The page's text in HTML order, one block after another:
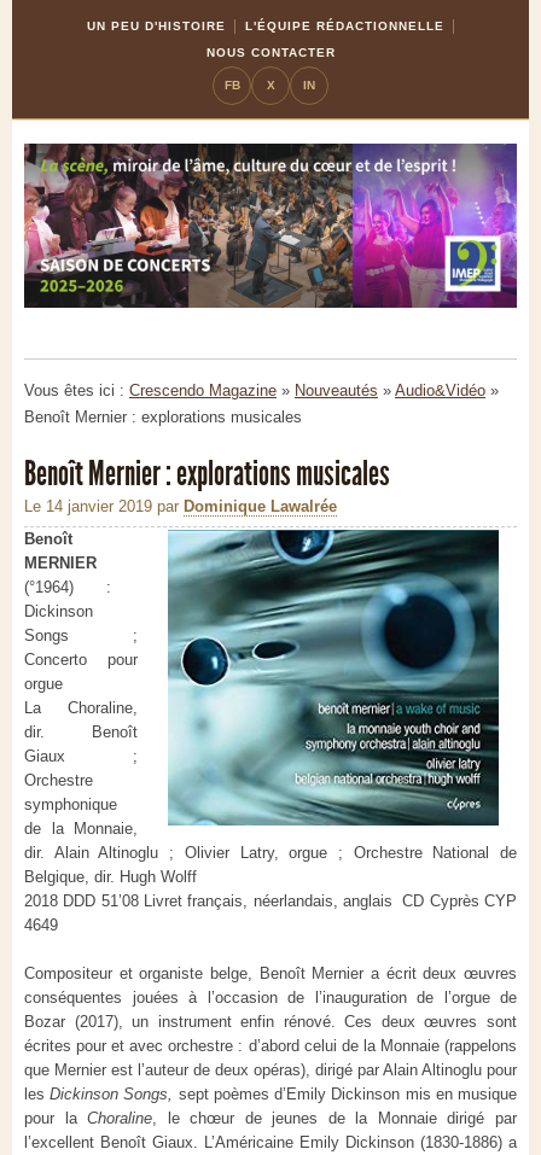
UN PEU D'HISTOIRE
L'ÉQUIPE RÉDACTIONNELLE
NOUS CONTACTER
FB X IN
Vous êtes ici : Crescendo Magazine » Nouveautés » Audio&Vidéo »
Benoît Mernier : explorations musicales
Benoît Mernier : explorations musicales
Le 14 janvier 2019 par Dominique Lawalrée
Benoît
MERNIER
(°1964) :
Dickinson
Songs ;
Concerto pour
orgue
La Choraline,
dir. Benoît
Giaux ;
Orchestre
symphonique
de la Monnaie,
dir. Alain Altinoglu ; Olivier Latry, orgue ; Orchestre National de
Belgique, dir. Hugh Wolff
2018 DDD 51’08 Livret français, néerlandais, anglais CD Cyprès CYP
4649
Compositeur et organiste belge, Benoît Mernier a écrit deux œuvres
conséquentes jouées à l’occasion de l’inauguration de l’orgue de
Bozar (2017), un instrument enfin rénové. Ces deux œuvres sont
écrites pour et avec orchestre : d’abord celui de la Monnaie (rappelons
que Mernier est l’auteur de deux opéras), dirigé par Alain Altinoglu pour
lesDickinson Songs, sept poèmes d’Emily Dickinson mis en musique
pour laChoraline, le chœur de jeunes de la Monnaie dirigé par
l’excellent Benoît Giaux. L’Américaine Emily Dickinson (1830-1886) a